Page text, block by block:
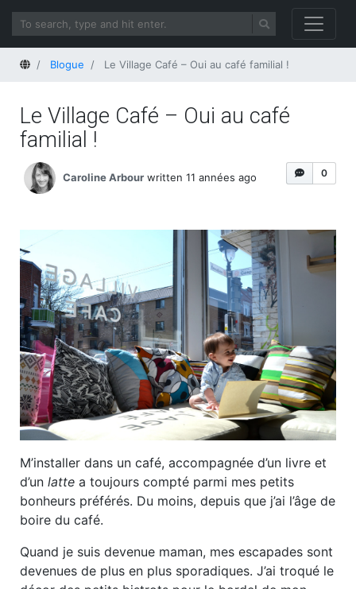
HomeBlogue Le Village Café – Oui au café familial !
Le Village Café – Oui au café
familial !
0
Caroline Arbour written 11 années ago
M’installer dans un café, accompagnée d’un livre et
d’un latte a toujours compté parmi mes petits
bonheurs préférés. Du moins, depuis que j’ai l’âge de
boire du café.
Quand je suis devenue maman, mes escapades sont
devenues de plus en plus sporadiques. J’ai troqué le